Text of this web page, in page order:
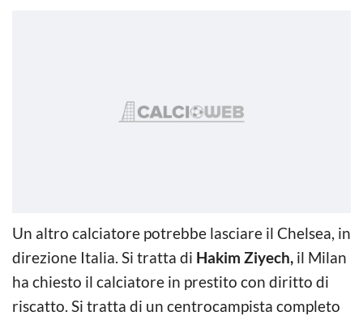
Un altro calciatore potrebbe lasciare il Chelsea, in
direzione Italia. Si tratta di Hakim Ziyech, il Milan
ha chiesto il calciatore in prestito con diritto di
riscatto. Si tratta di un centrocampista completo